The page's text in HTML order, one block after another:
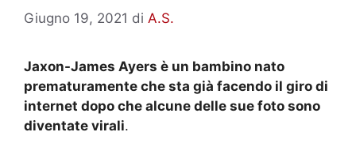
Giugno 19, 2021 di A.S.
Jaxon-James Ayers è un bambino nato
prematuramente che sta già facendo il giro di
internet dopo che alcune delle sue foto sono
diventate virali.